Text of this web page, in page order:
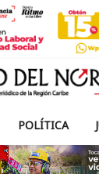
POLÍTICA